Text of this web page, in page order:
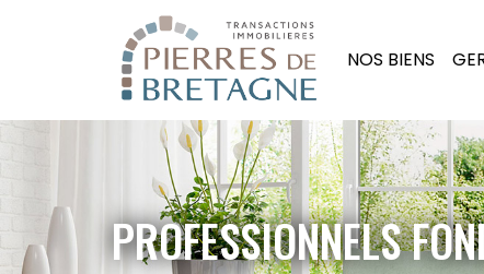
NOS BIENS
PROFESSIONNELS